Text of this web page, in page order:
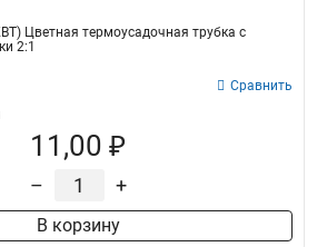
Цветная термоусадочная трубка с
2:1
Сравнить
11,00 ₽
– +
В корзину